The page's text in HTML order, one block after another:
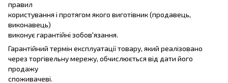
правил
користування і протягом якого виготівник (продавець,
виконавець)
виконує гарантійні зобов'язання.
Гарантійний термін експлуатації товару, який реалізовано
через торгівельну мережу, обчислюється від дати його
продажу
споживачеві.